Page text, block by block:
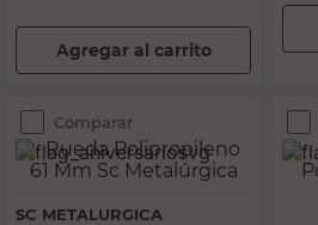
Agregar al carrito
Comparar
SC METALURGICA